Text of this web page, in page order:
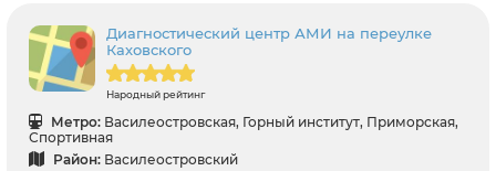
Диагностический центр АМИ на переулке
Каховского
Народный рейтинг
Метро: Василеостровская, Горный институт, Приморская,
Спортивная
Район: Василеостровский